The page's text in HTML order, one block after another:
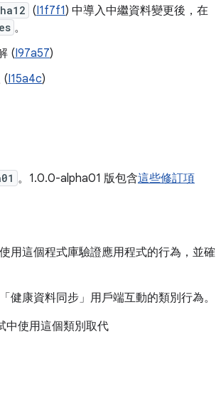
(I1f7f1) 中導入中繼資料變更後，在
。
(I97a57)
(I15a4c)
。1.0.0-alpha01 版包含這些修訂項
用這個程式庫驗證應用程式的行為，並確
康資料同步」用戶端互動的類別行為。
中使用這個類別取代